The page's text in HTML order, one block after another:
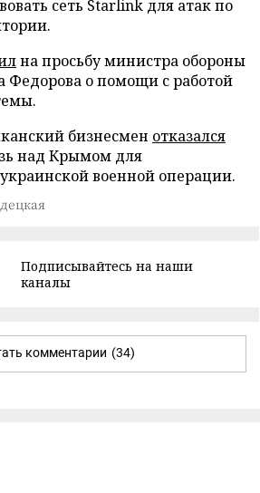
сеть Starlink для атак по
на просьбу министра обороны
о помощи с работой
бизнесмен отказался
над Крымом для
военной операции.
Подписывайтесь на наши
каналы
комментарии (34)